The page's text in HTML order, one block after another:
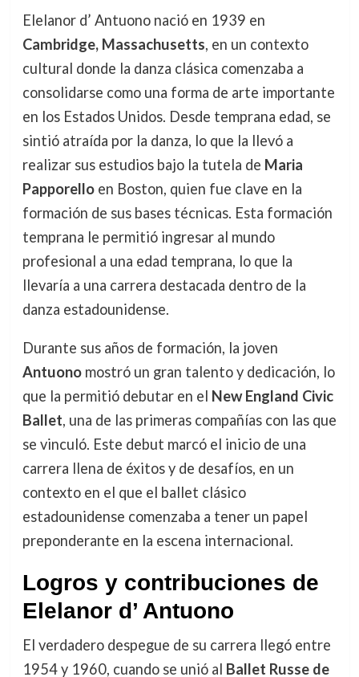
Elelanor d’ Antuono nació en 1939 en
Cambridge, Massachusetts, en un contexto
cultural donde la danza clásica comenzaba a
consolidarse como una forma de arte importante
en los Estados Unidos. Desde temprana edad, se
sintió atraída por la danza, lo que la llevó a
realizar sus estudios bajo la tutela de Maria
Papporelloen Boston, quien fue clave en la
formación de sus bases técnicas. Esta formación
temprana le permitió ingresar al mundo
profesional a una edad temprana, lo que la
llevaría a una carrera destacada dentro de la
danza estadounidense.
Durante sus años de formación, la joven
Antuonomostró un gran talento y dedicación, lo
que la permitió debutar en el New England Civic
Ballet, una de las primeras compañías con las que
se vinculó. Este debut marcó el inicio de una
carrera llena de éxitos y de desafíos, en un
contexto en el que el ballet clásico
estadounidense comenzaba a tener un papel
preponderante en la escena internacional.
Logros y contribuciones de
Elelanor d’ Antuono
El verdadero despegue de su carrera llegó entre
1954 y 1960, cuando se unió al Ballet Russe de